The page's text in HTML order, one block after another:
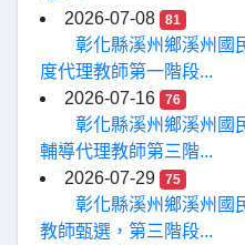
2026-07-08
81
彰化縣溪州鄉溪州國
度代理教師第一階段...
2026-07-16
76
彰化縣溪州鄉溪州國
輔導代理教師第三階...
2026-07-29
75
彰化縣溪州鄉溪州國
教師甄選，第三階段...